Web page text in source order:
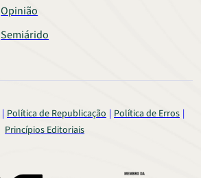
Opinião
Semiárido
Política de Republicação Política de Erros
Princípios Editoriais